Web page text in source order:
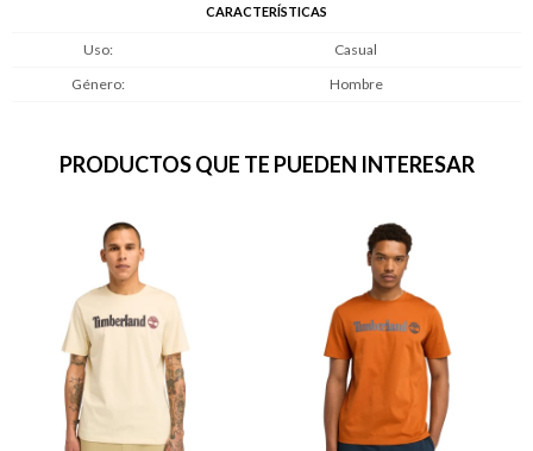
CARACTERÍSTICAS
Uso
Casual
Género
Hombre
PRODUCTOS QUE TE PUEDEN INTERESAR